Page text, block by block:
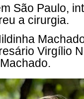
São Paulo,
a cirurgia.
Virgílio